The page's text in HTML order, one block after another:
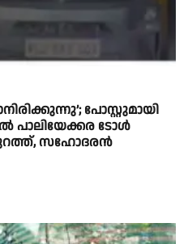
പോസ്റ്റുമായി
പാലിയേക്കര ടോൾ
സഹോദരൻ